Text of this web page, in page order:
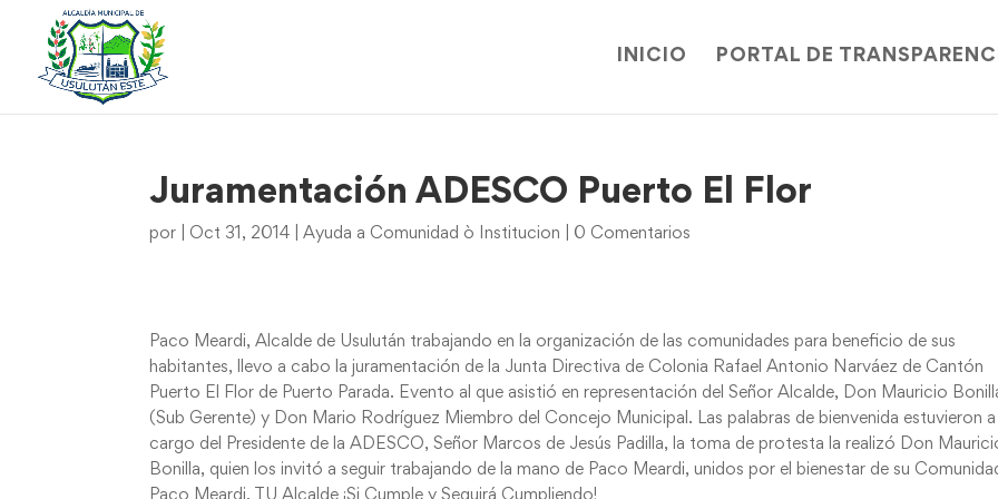
INICIO PORTAL DE
Juramentación ADESCO Puerto El Flor
por Oct 31, 2014 |Ayuda a Comunidad ò Institucion 0 Comentarios
Paco Meardi, Alcalde de Usulután trabajando en la organización de las comunidades para beneficio de sus
habitantes, llevo a cabo la juramentación de la Junta Directiva de Colonia Rafael Antonio Narváez de Cantón
Puerto El Flor de Puerto Parada. Evento al que asistió en representación del Señor Alcalde, Don Mauricio
(Sub Gerente) y Don Mario Rodríguez Miembro del Concejo Municipal. Las palabras de bienvenida estuvieron a
cargo del Presidente de la ADESCO, Señor Marcos de Jesús Padilla, la toma de protesta la realizó Don
Bonilla, quien los invitó a seguir trabajando de la mano de Paco Meardi, unidos por el bienestar de su
Paco Meardi, TU Alcalde ¡Si Cumple y Seguirá Cumpliendo!